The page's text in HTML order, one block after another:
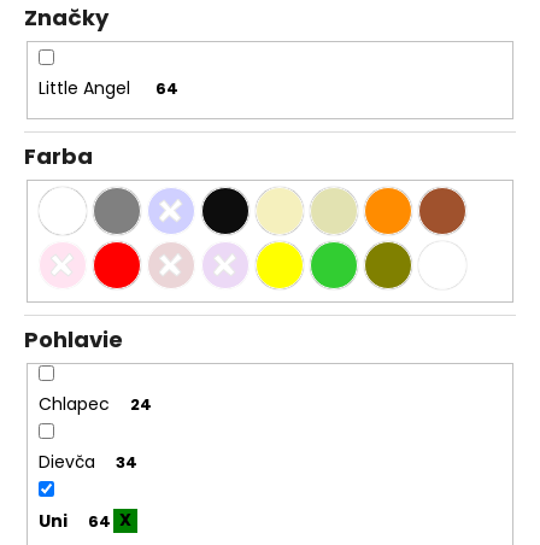
Značky
Little Angel 64
Farba
Pohlavie
Chlapec 24
Dievča 34
Uni 64